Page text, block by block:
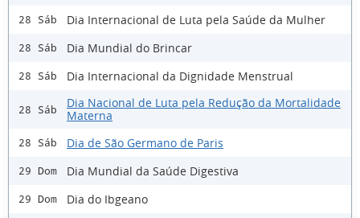
28 Sáb Dia Internacional de Luta pela Saúde da Mulher
28 Sáb Dia Mundial do Brincar
28 Sáb Dia Internacional da Dignidade Menstrual
28 Sáb
Dia Nacional de Luta pela Redução da Mortalidade
Materna
28 Sáb Dia de São Germano de Paris
29 Dom Dia Mundial da Saúde Digestiva
29 Dom Dia do Ibgeano